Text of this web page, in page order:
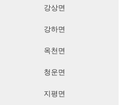
강상면
강하면
옥천면
청운면
지평면